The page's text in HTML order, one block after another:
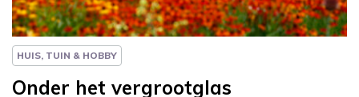
HUIS, TUIN & HOBBY
Onder het vergrootglas